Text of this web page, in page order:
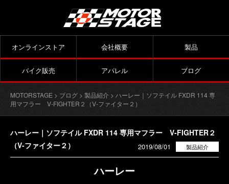
オンラインストア 会社概要 製品
バイク販売 アパレル ブログ
MOTORSTAGE > ブログ > 製品紹介 > ハーレー｜ソフテイル FXDR 114 専
用マフラー V-FIGHTER２（V-ファイター２）
ハーレー｜ソフテイル FXDR 114 専用マフラー V-FIGHTER２
（V-ファイター２）
製品紹介
2019/08/01
ハーレー